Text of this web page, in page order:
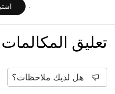
تعليق
هل لديك ملاحظات؟